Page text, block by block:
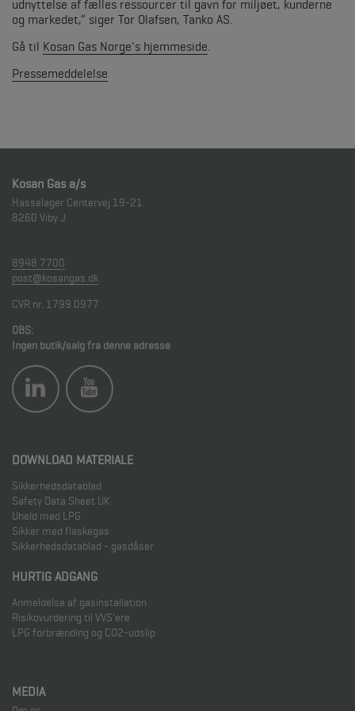
udnyttelse af fælles ressourcer til gavn for miljøet, kunderne
og markedet,” siger Tor Olafsen, Tanko AS.
Gå til Kosan Gas Norge's hjemmeside.
Pressemeddelelse
Kosan Gas a/s
Hasselager Centervej 19-21
8260 Viby J
8948 7700
post@kosangas.dk
CVR nr. 1799 0977
OBS:
Ingen butik/salg fra denne adresse
DOWNLOAD MATERIALE
Sikkerhedsdatablad
Safety Data Sheet UK
Uheld med LPG
Sikker med flaskegas
Sikkerhedsdatablad - gasdåser
HURTIG ADGANG
Anmeldelse af gasinstallation
Risikovurdering til VVS'ere
LPG forbrænding og CO2-udslip
MEDIA